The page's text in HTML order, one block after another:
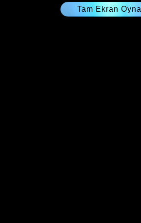
Tam Ekran Oyna